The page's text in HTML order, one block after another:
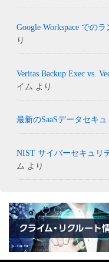
Google Workspace での
り
Veritas Backup Exec vs.
イム より
最新のSaaSデータセキ
NIST サイバーセキュリ
ム より